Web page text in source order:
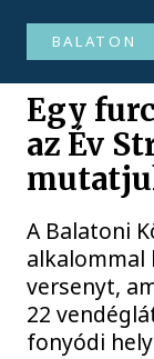
BALATON
Egy
az Év
A Balatoni
alkalommal
versenyt,
22
fonyódi